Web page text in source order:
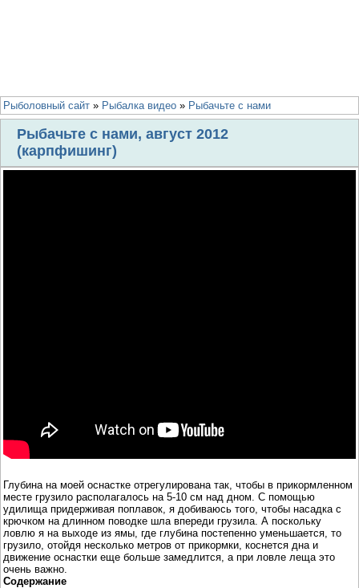
Рыболовный сайт » Рыбалка видео » Рыбачьте с нами
Рыбачьте с нами, август 2012
(карпфишинг)
Глубина на моей оснастке отрегулирована так, чтобы в прикормленном
месте грузило располагалось на 5-10 см над дном. С помощью
удилища придерживая поплавок, я добиваюсь того, чтобы насадка с
крючком на длинном поводке шла впереди грузила. А поскольку
ловлю я на выходе из ямы, где глубина постепенно уменьшается, то
грузило, отойдя несколько метров от прикормки, коснется дна и
движение оснастки еще больше замедлится, а при ловле леща это
очень важно.
Содержание